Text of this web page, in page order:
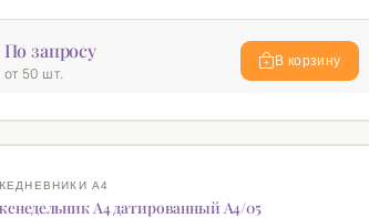
По запросу
от 50 шт.
В корзину
А4
А4 датированный А4/05